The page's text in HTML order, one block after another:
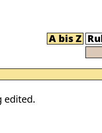
A bis Z
edited.